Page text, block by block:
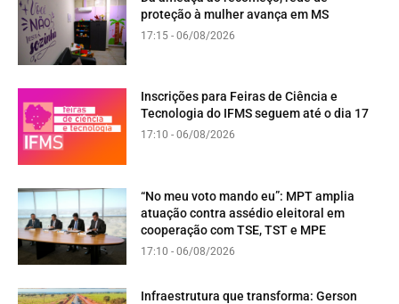
proteção à mulher avança em MS
17:15 - 06/08/2026
Inscrições para Feiras de Ciência e
Tecnologia do IFMS seguem até o dia 17
17:10 - 06/08/2026
“No meu voto mando eu”: MPT amplia
atuação contra assédio eleitoral em
cooperação com TSE, TST e MPE
17:10 - 06/08/2026
Infraestrutura que transforma: Gerson